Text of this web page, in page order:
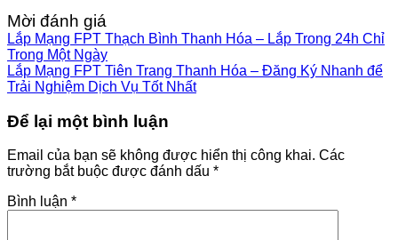
Mời đánh giá
Lắp Mạng FPT Thạch Bình Thanh Hóa – Lắp Trong 24h Chỉ
Trong Một Ngày
Lắp Mạng FPT Tiên Trang Thanh Hóa – Đăng Ký Nhanh để
Trải Nghiệm Dịch Vụ Tốt Nhất
Để lại một bình luận
Email của bạn sẽ không được hiển thị công khai. Các
trường bắt buộc được đánh dấu *
Bình luận *